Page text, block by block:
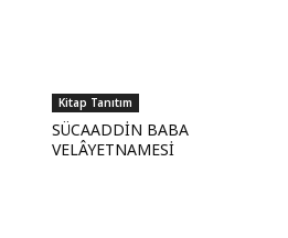
Kitap Tanıtım
SÜCAADDİN BABA
VELÂYETNAMESİ